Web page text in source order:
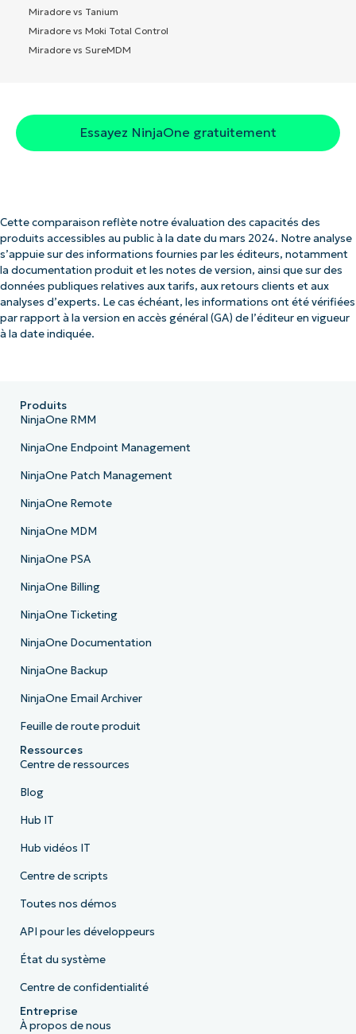
Miradore vs Tanium
Miradore vs Moki Total Control
Miradore vs SureMDM
Essayez NinjaOne gratuitement
Cette comparaison reflète notre évaluation des capacités des
produits accessibles au public à la date du mars 2024. Notre analyse
s’appuie sur des informations fournies par les éditeurs, notamment
la documentation produit et les notes de version, ainsi que sur des
données publiques relatives aux tarifs, aux retours clients et aux
analyses d’experts. Le cas échéant, les informations ont été vérifiées
par rapport à la version en accès général (GA) de l’éditeur en vigueur
à la date indiquée.
Produits
NinjaOne RMM
NinjaOne Endpoint Management
NinjaOne Patch Management
NinjaOne Remote
NinjaOne MDM
NinjaOne PSA
NinjaOne Billing
NinjaOne Ticketing
NinjaOne Documentation
NinjaOne Backup
NinjaOne Email Archiver
Feuille de route produit
Ressources
Centre de ressources
Blog
Hub IT
Hub vidéos IT
Centre de scripts
Toutes nos démos
API pour les développeurs
État du système
Centre de confidentialité
Entreprise
À propos de nous